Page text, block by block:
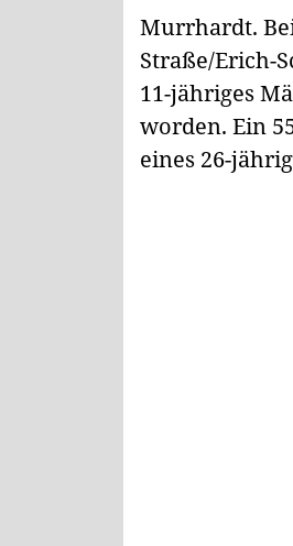
Murrhardt.
Straße/Erich-
11-jähriges
worden. Ein
eines 26-